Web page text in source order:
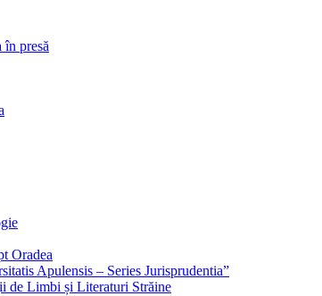
presă
Oradea
Apulensis – Series Jurisprudentia”
de Limbi și Literaturi Străine